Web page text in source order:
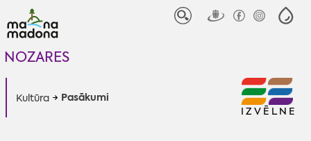
NOZARES
Kultūra Pasākumi
IZVĒLNE